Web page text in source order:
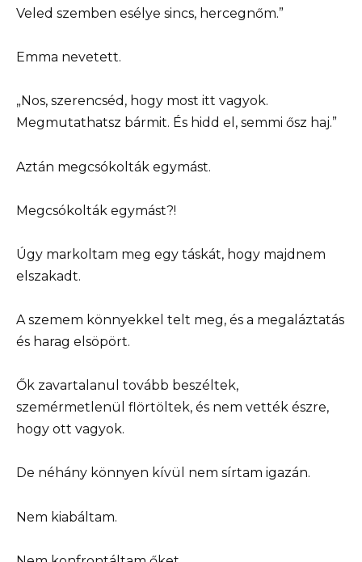
Veled szemben esélye sincs, hercegnőm.”
Emma nevetett.
„Nos, szerencséd, hogy most itt vagyok.
Megmutathatsz bármit. És hidd el, semmi ősz haj.”
Aztán megcsókolták egymást.
Megcsókolták egymást?!
Úgy markoltam meg egy táskát, hogy majdnem
elszakadt.
A szemem könnyekkel telt meg, és a megaláztatás
és harag elsöpört.
Ők zavartalanul tovább beszéltek,
szemérmetlenül flörtöltek, és nem vették észre,
hogy ott vagyok.
De néhány könnyen kívül nem sírtam igazán.
Nem kiabáltam.